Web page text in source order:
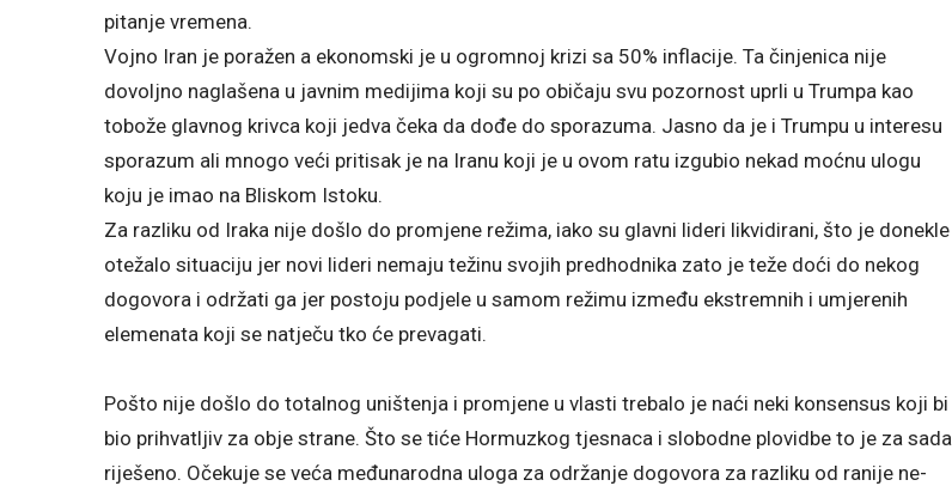
pitanje vremena.
Vojno Iran je poražen a ekonomski je u ogromnoj krizi sa 50% inflacije. Ta činjenica nije
dovoljno naglašena u javnim medijima koji su po običaju svu pozornost uprli u Trumpa kao
tobože glavnog krivca koji jedva čeka da dođe do sporazuma. Jasno da je i Trumpu u interesu
sporazum ali mnogo veći pritisak je na Iranu koji je u ovom ratu izgubio nekad moćnu ulogu
koju je imao na Bliskom Istoku.
Za razliku od Iraka nije došlo do promjene režima, iako su glavni lideri likvidirani, što je donekle
otežalo situaciju jer novi lideri nemaju težinu svojih predhodnika zato je teže doći do nekog
dogovora i održati ga jer postoju podjele u samom režimu između ekstremnih i umjerenih
elemenata koji se natječu tko će prevagati.
Pošto nije došlo do totalnog uništenja i promjene u vlasti trebalo je naći neki konsensus koji bi
bio prihvatljiv za obje strane. Što se tiće Hormuzkog tjesnaca i slobodne plovidbe to je za sada
riješeno. Očekuje se veća međunarodna uloga za održanje dogovora za razliku od ranije ne-